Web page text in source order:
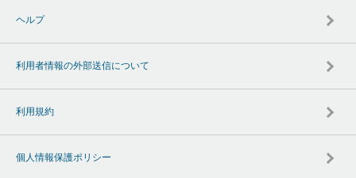
ヘルプ
利用者情報の外部送信について
利用規約
個人情報保護ポリシー